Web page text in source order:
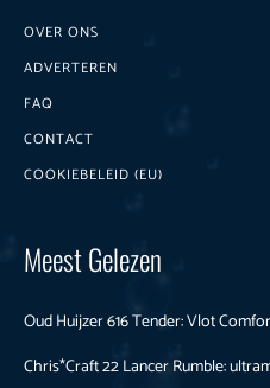
OVER ONS
ADVERTEREN
FAQ
CONTACT
COOKIEBELEID (EU)
Meest Gelezen
Oud Huijzer 616 Tender: Vlot
Chris*Craft 22 Lancer Rumble: